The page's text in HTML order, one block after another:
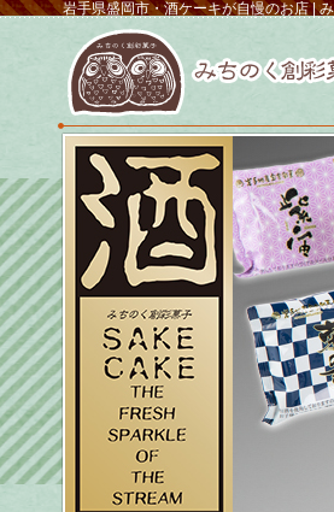
岩手県盛岡市・酒ケーキが自慢のお店 |